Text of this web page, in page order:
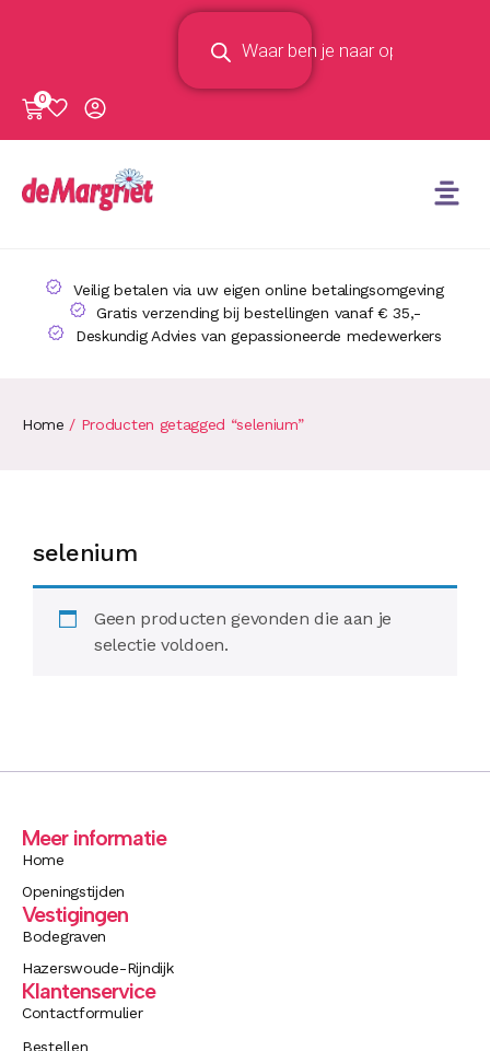
0
Veilig betalen via uw eigen online betalingsomgeving
Gratis verzending bij bestellingen vanaf € 35,-
Deskundig Advies van gepassioneerde medewerkers
Home / Producten getagged “selenium”
selenium
Geen producten gevonden die aan je
selectie voldoen.
Meer informatie
Home
Openingstijden
Vestigingen
Bodegraven
Hazerswoude-Rijndijk
Klantenservice
Contactformulier
Bestellen